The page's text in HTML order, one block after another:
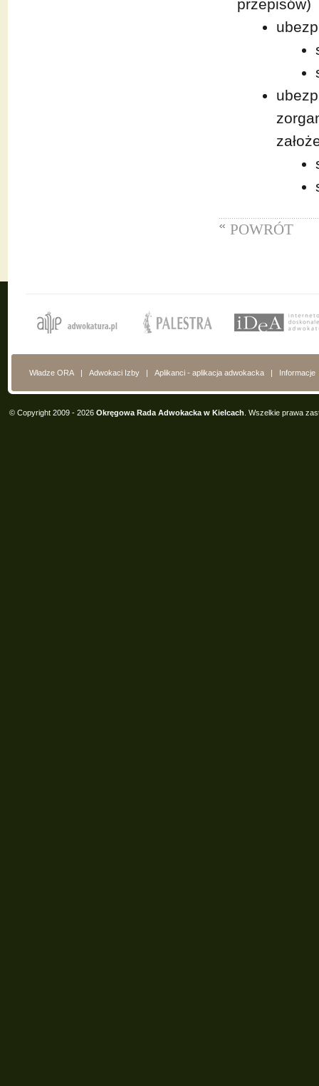
przepisów)
POWRÓT
Władze ORA | Adwokaci Izby | Aplikanci - aplikacja adwokacka | Informacje
© Copyright 2009 - 2026 Okręgowa Rada Adwokacka w Kielcach . Wszelkie prawa